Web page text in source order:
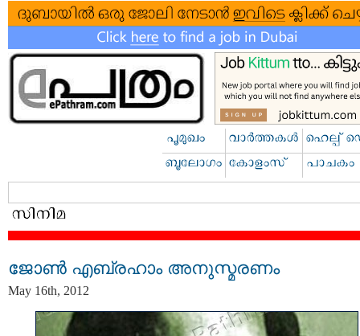
ജോണ്‍ എബ്രഹാം അനുസ്മരണം
May 16th, 2012